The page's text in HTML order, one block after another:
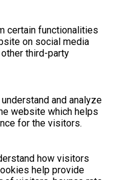
certain functionalities
on social media
third-party
and analyze
website which helps
for the visitors.
how visitors
help provide